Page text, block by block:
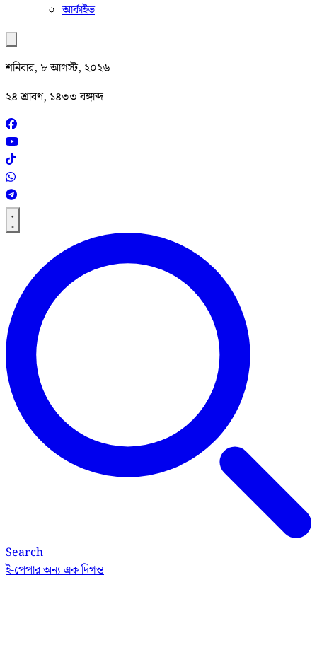
আর্কাইভ
শনিবার, ৮ আগস্ট, ২০২৬
২৪ শ্রাবণ, ১৪৩৩ বঙ্গাব্দ
Search
ই-পেপারঅন্য এক দিগন্ত